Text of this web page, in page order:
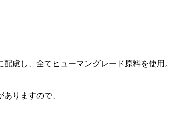
慮し、全てヒューマングレード原料を使用。
りますので、